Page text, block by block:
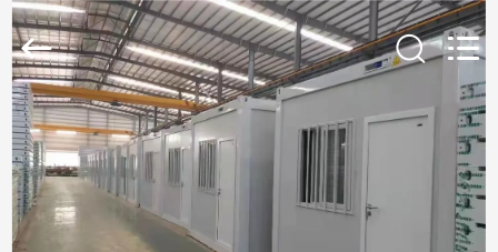
HAUS
PRODUKTE
Ruly
Steel
Engineering
Co.,Ltd.
Rights
Reserved.